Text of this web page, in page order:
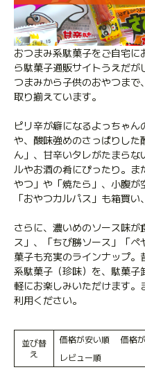
おつまみ系駄菓子をご自宅
ら駄菓子通販サイトうえだ
つまみから子供のおやつま
取り揃えています。
ピリ辛が癖になるよっちゃん
や、酸味強めのさっぱりした
ん」、甘辛いタレがたまら
ルやお酒の肴にぴったり。
やつ」や「焼たら」、小腹
「おやつカルパス」も箱買い
さらに、濃いめのソース味
ス」、「ちび勝ソース」「
菓子も充実のラインナップ
系駄菓子（珍味）を、駄菓
軽にお楽しみいただけます
利用ください。
並び替
え
価格が安い順 価格
レビュー順